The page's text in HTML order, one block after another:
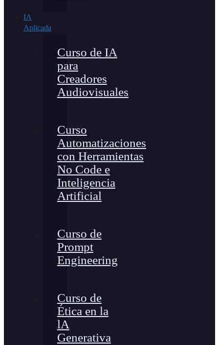
IA
Aplicada
Curso de IA
para
Creadores
Audiovisuales
Curso
Automatizaciones
con Herramientas
No Code e
Inteligencia
Artificial
Curso de
Prompt
Engineering
Curso de
Ética en la
lA
Generativa